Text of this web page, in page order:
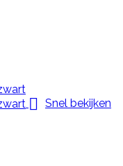
 Snel bekijken